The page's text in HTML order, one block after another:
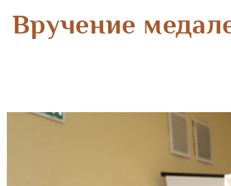
Вручение